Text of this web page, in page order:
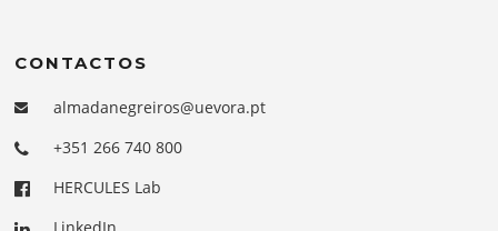
CONTACTOS
almadanegreiros@uevora.pt
+351 266 740 800
HERCULES Lab